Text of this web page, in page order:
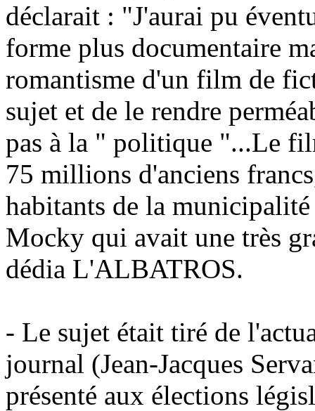
déclarait : "J'aurai pu
forme plus documentaire
romantisme d'un film de
sujet et de le rendre
pas à la " politique "...Le
75 millions d'anciens
habitants de la municipalité
Mocky qui avait une très
dédia L'ALBATROS.
- Le sujet était tiré de
journal (Jean-Jacques
présenté aux élections